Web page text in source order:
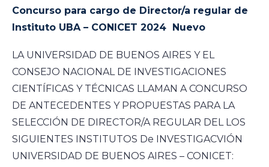
Concurso para cargo de Director/a regular de
Instituto UBA – CONICET 2024 Nuevo
LA UNIVERSIDAD DE BUENOS AIRES Y EL
CONSEJO NACIONAL DE INVESTIGACIONES
CIENTÍFICAS Y TÉCNICAS LLAMAN A CONCURSO
DE ANTECEDENTES Y PROPUESTAS PARA LA
SELECCIÓN DE DIRECTOR/A REGULAR DEL LOS
SIGUIENTES INSTITUTOS De INVESTIGACVIÓN
UNIVERSIDAD DE BUENOS AIRES – CONICET: